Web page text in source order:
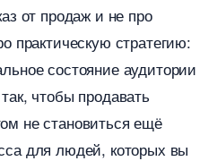
от продаж и не про
практическую стратегию:
состояние аудитории
чтобы продавать
не становиться ещё
для людей, которых вы